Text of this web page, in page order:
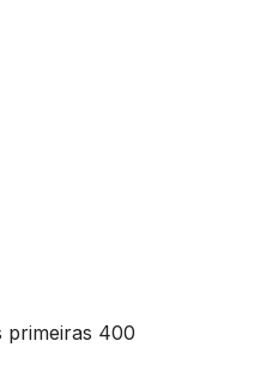
primeiras 400